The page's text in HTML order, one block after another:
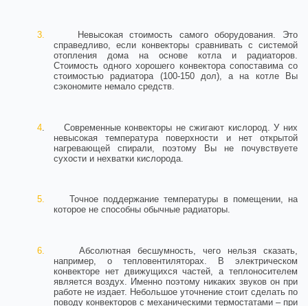
3.
Невысокая стоимость самого оборудования. Это
справедливо, если конвекторы сравнивать с системой
отопления дома на основе котла и радиаторов.
Стоимость одного хорошего конвектора сопоставима со
стоимостью радиатора (100-150 дол), а на котле Вы
сэкономите немало средств.
4 . Современные конвекторы не сжигают кислород. У них
невысокая температура поверхности и нет открытой
нагревающей спирали, поэтому Вы не почувствуете
сухости и нехватки кислорода.
5. Точное поддержание температуры в помещении, на
которое не способны обычные радиаторы.
6.
Абсолютная бесшумность, чего нельзя сказать,
например, о тепловентиляторах. В электрическом
конвекторе нет движущихся частей, а теплоносителем
является воздух. Именно поэтому никаких звуков он при
работе не издает. Небольшое уточнение стоит сделать по
поводу конвекторов с механическими термостатами – при